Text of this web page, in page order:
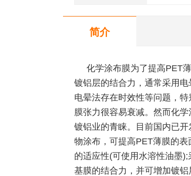
简介
化学涂布膜为了提高PET
镀铝层的结合力，通常采用
电晕法存在时效性等问题，
膜张力很容易衰减。然而化
镀铝业的青睐。目前国内已
物涂布，可提高PET薄膜的
的适应性(可使用水溶性油墨
基膜的结合力，并可增加镀